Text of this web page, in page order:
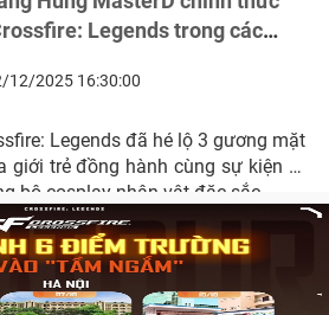
Hùng MasterD chính thức
Legends trong các
Legends đã hé lộ 3 gương mặt
giới trẻ đồng hành cùng sự kiện ra
những bộ cosplay nhân vật đặc sắc.